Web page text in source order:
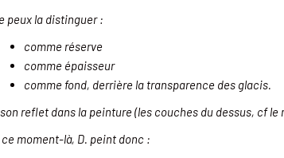
peux la distinguer :
comme réserve
comme épaisseur
comme fond, derrière la transparence des glacis.
reflet dans la peinture (les couches du dessus, cf le
ce moment-là, D. peint donc :